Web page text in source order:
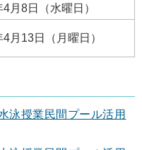
月8日（水曜日）
月13日（月曜日）
泳授業民間プール活用